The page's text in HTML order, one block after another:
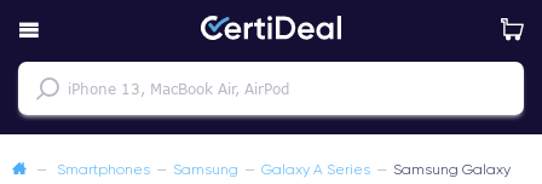
— Smartphones — Samsung — Galaxy A Series — Samsung Galaxy